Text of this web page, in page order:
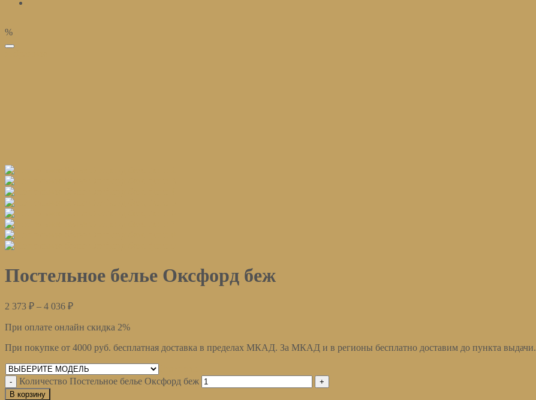
%
Постельное белье Оксфорд беж
2 373 ₽ – 4 036 ₽
При оплате онлайн скидка 2%
При покупке от 4000 руб. бесплатная доставка в пределах МКАД. За МКАД и в регионы бесплатно доставим до пункта выдачи.
Количество Постельное белье Оксфорд беж
В корзину